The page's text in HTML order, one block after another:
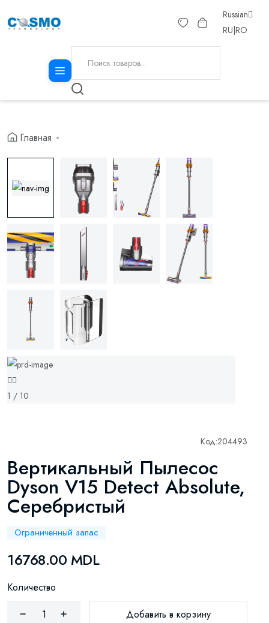
Russian
RU RO
Главная
1 / 10
Код:204493
Вертикальный Пылесос
Dyson V15 Detect Absolute,
Серебристый
Ограниченный запас
16768.00 MDL
Количество
Добавить в корзину